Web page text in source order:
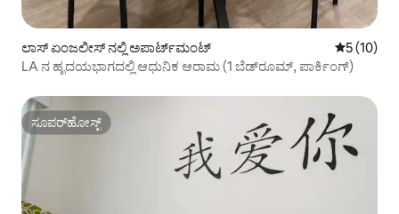
ಲಾಸ್ ಏಂಜಲೀಸ್ ನಲ್ಲಿ ಅಪಾರ್ಟ್‌ಮಂಟ್ 5 ರಲ್ಲಿ 5
5 (10)
LA ನ ಹೃದಯಭಾಗದಲ್ಲಿ ಆಧುನಿಕ ಆರಾಮ (1 ಬೆಡ್‌ರೂಮ್, ಪಾರ್ಕಿಂಗ್)
ಸೂಪರ್‌ಹೋಸ್ಟ್
ಸೂಪರ್‌ಹೋಸ್ಟ್